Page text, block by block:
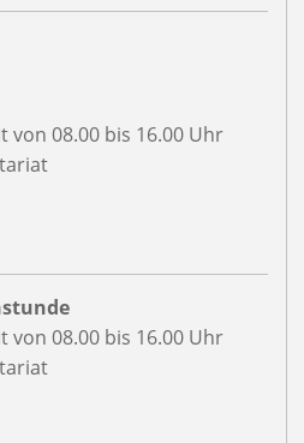
von 08.00 bis 16.00 Uhr
von 08.00 bis 16.00 Uhr